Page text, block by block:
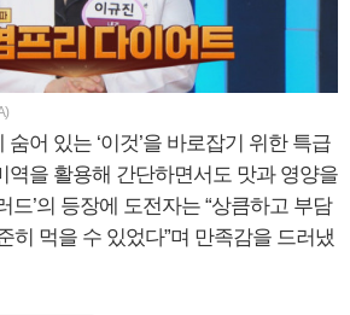
어 있는 ‘이것’을 바로잡기 위한 특급
역을 활용해 간단하면서도 맛과 영양을
드’의 등장에 도전자는 “상큼하고 부담
히 먹을 수 있었다”며 만족감을 드러냈